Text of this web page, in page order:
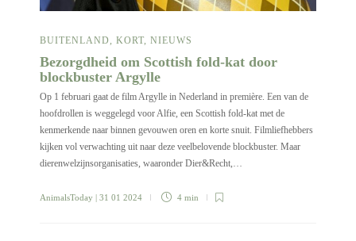
BUITENLAND KORT NIEUWS
Bezorgdheid om Scottish fold-kat door
blockbuster Argylle
Op 1 februari gaat de film Argylle in Nederland in première. Een van de
hoofdrollen is weggelegd voor Alfie, een Scottish fold-kat met de
kenmerkende naar binnen gevouwen oren en korte snuit. Filmliefhebbers
kijken vol verwachting uit naar deze veelbelovende blockbuster. Maar
dierenwelzijnsorganisaties, waaronder Dier&Recht,…
AnimalsToday | 31 01 2024 4 min